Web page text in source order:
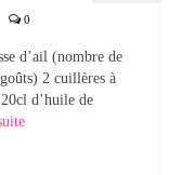
0
d’ail (nombre de
2 cuillères à
d’huile de